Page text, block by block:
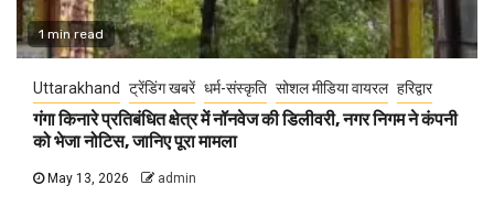
1 min read
Uttarakhand ट्रेंडिंग खबरें धर्म-संस्कृति सोशल मीडिया वायरल हरिद्वार
गंगा किनारे प्रतिबंधित क्षेत्र में नॉनवेज की डिलीवरी, नगर निगम ने कंपनी
को भेजा नोटिस, जानिए पूरा मामला
May 13, 2026 admin